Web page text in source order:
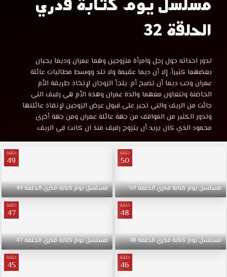
مسلسل
يوم
كتابة
قدري
الحلقة
32
قصة
مسلسل يوم كتابة قدري
الحلقة 32
مشاهدة
مسلسل
يوم
كتابة
قدري
الحلقة
32
تدور
احداثه
متزوجين
وهما
تدور احداثه حول رجل وامرأة متزوجين وهما عمران وديما يحبان
بعضهما كثيراً، إلا أن ديما عقيمة ولا تلد ووسط مطالبات عائلة
عمران وحب ديما أن تصبح أم، يلجأ الزوجان لإتخاذ طريقة الأم
الحاضنة وتتعاون معهما والدة عمران وهذه الأم هي رفيف التي
جائت من الريف والتي تجبر على قبول عرض الزوجين لإنقاذ عائلتها
وتدور الكثير من المواقف من جهة عائلة عمران ومن جهة أخرى
محمود الذي كان يريد أن يتزوج رفيف منذ ان كانت في الريف.
حلقة
50
مسلسليومكتابةقدريالحلقة50
حلقة
49
مسلسليومكتابةقدريالحلقة49
حلقة
48
مسلسليومكتابةقدريالحلقة48
حلقة
47
مسلسليومكتابةقدريالحلقة47
حلقة
46
حلقة
45